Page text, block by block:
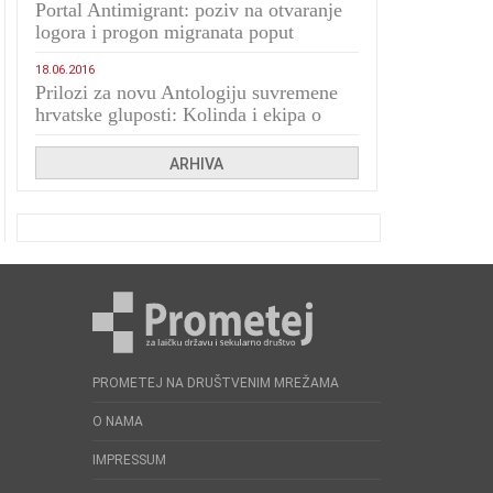
Portal Antimigrant: poziv na otvaranje
logora i progon migranata poput
18.06.2016
Prilozi za novu Antologiju suvremene
hrvatske gluposti: Kolinda i ekipa o
ARHIVA
PROMETEJ NA DRUŠTVENIM MREŽAMA
O NAMA
IMPRESSUM